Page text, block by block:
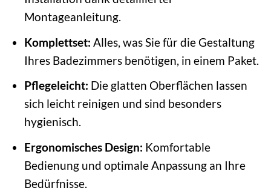
Montageanleitung.
Komplettset: Alles, was Sie für die Gestaltung
Ihres Badezimmers benötigen, in einem Paket.
Pflegeleicht: Die glatten Oberflächen lassen
sich leicht reinigen und sind besonders
hygienisch.
Ergonomisches Design: Komfortable
Bedienung und optimale Anpassung an Ihre
Bedürfnisse.